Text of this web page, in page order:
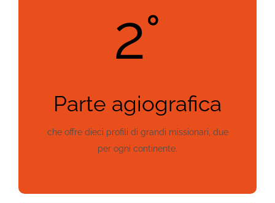
2°
Parte agiografica
che offre dieci profili di grandi missionari, due
per ogni continente.